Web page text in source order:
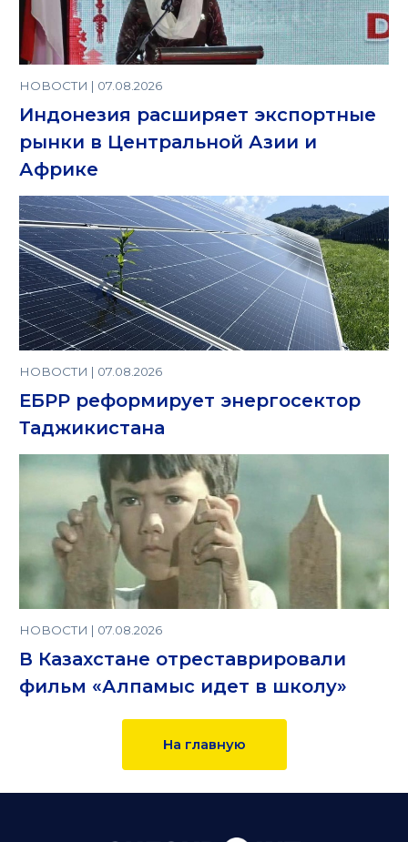
НОВОСТИ | 07.08.2026
Индонезия расширяет экспортные
рынки в Центральной Азии и
Африке
НОВОСТИ | 07.08.2026
ЕБРР реформирует энергосектор
Таджикистана
НОВОСТИ | 07.08.2026
В Казахстане отреставрировали
фильм «Алпамыс идет в школу»
На главную